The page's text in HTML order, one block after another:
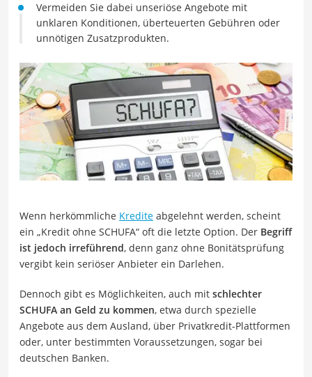
Vermeiden Sie dabei unseriöse Angebote mit
unklaren Konditionen, überteuerten Gebühren oder
unnötigen Zusatzprodukten.
Wenn herkömmliche Kredite abgelehnt werden, scheint
ein „Kredit ohne SCHUFA“ oft die letzte Option. Der Begriff
ist jedoch irreführend, denn ganz ohne Bonitätsprüfung
vergibt kein seriöser Anbieter ein Darlehen.
Dennoch gibt es Möglichkeiten, auch mit schlechter
SCHUFA an Geld zu kommen, etwa durch spezielle
Angebote aus dem Ausland, über Privatkredit-Plattformen
oder, unter bestimmten Voraussetzungen, sogar bei
deutschen Banken.